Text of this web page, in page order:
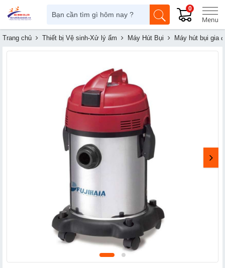
0
Trang chủ Thiết bị Vệ sinh-Xử lý ẩm Máy Hút Bụi Máy hút bụi gia